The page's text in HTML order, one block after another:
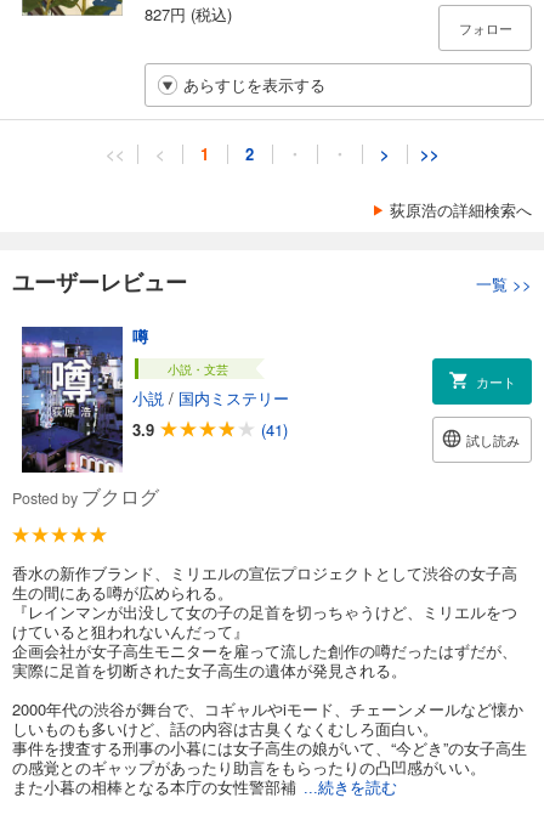
827円 (税込)
フォロー
あらすじを表示する
<< < 1 2 ・ ・ > >>
荻原浩の詳細検索へ
ユーザーレビュー 一覧 >>
噂
小説・文芸
小説 / 国内ミステリー
3.9
(41)
カート
試し読み
Posted by ブクログ
香水の新作ブランド、ミリエルの宣伝プロジェクトとして渋谷の女子高
生の間にある噂が広められる。
『レインマンが出没して女の子の足首を切っちゃうけど、ミリエルをつ
けていると狙われないんだって』
企画会社が女子高生モニターを雇って流した創作の噂だったはずだが、
実際に足首を切断された女子高生の遺体が発見される。
2000年代の渋谷が舞台で、コギャルやiモード、チェーンメールなど懐か
しいものも多いけど、話の内容は古臭くなくむしろ面白い。
事件を捜査する刑事の小暮には女子高生の娘がいて、“今どき”の女子高生
の感覚とのギャップがあったり助言をもらったりの凸凹感がいい。
また小暮の相棒となる本庁の女性警部補
...続きを読む